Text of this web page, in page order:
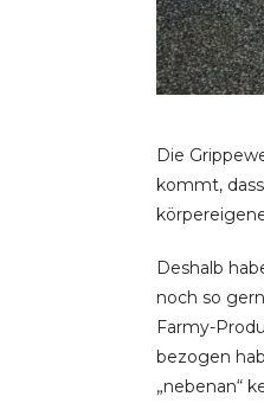
Die
kommt,
Deshalb
noch so
Farmy-
bezogen
„nebenan“